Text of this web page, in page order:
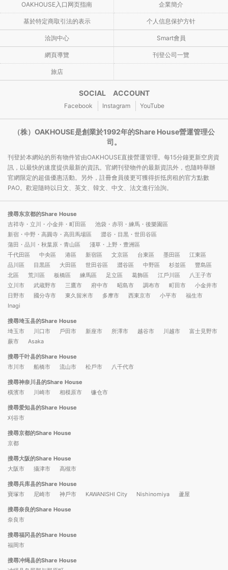
OAKHOUSE入口网页指南 企業簡介
基於特定商取引法的表示 个人信息保护方针
洽詢中心 Smart會員
網頁導覽 刊登公司一覽
旅店
SOCIAL ACCOUNT
Facebook Instagram YouTube
（株）OAKHOUSE是創業於1992年的Share House營運管理公
司。
刊登於本網站的所有物件皆由OAKHOUSE直接營運管理。每15分鐘更新空房資
訊，以最快的速度提供最新的資訊。官網刊登物件的最新資訊外，也隨時舉辦
官網限定的超值優惠活動。另外，註冊會員後更可獲得折抵房租的官方點數
PAO。歡迎隨時以日文、英文、韓文、中文、法文進行洽詢。
搜尋东京都的Share House
吉祥寺・立川・小金井・町田區
池袋・赤羽・練馬・後樂園區
新宿・中野・高圓寺・高田馬場區
澀谷・目黒・世田谷區
蒲田・品川・秋葉原・青山區
淺草・上野・豊洲區
千代田區
中央區 港區 新宿區 文京區 台東區 墨田區
江東區
品川區
目黒區 大田區 世田谷區 澀谷區 中野區 杉並區
豐島區
北區
荒川區 板橋區 練馬區 足立區 葛飾區 江戶川區
八王子市
立川市
武蔵野市 三鷹市 府中市 昭島市 調布市 町田市
小金井市
日野市
國分寺市 東久留米市 多摩市 西東京市 小平市
福生市
Inagi
搜尋埼玉县的Share House
埼玉市
川口市 戶田市 新座市 所澤市 越谷市 川越市
富士見野市
蕨市
Asaka
搜尋千叶县的Share House
市川市
船橋市 流山市 松戶市 八千代市
搜尋神奈川县的Share House
橫濱市
川崎市 相模原市 镰仓市
搜尋爱知县的Share House
刈谷市
搜尋京都的Share House
京都
搜尋大阪的Share House
大阪市
攝津市 高槻市
搜尋兵库县的Share House
寶塚市
尼崎市 神戶市 KAWANISHI City Nishinomiya 蘆屋
搜尋奈良的Share House
奈良市
搜尋福冈县的Share House
福岡市
搜尋冲绳县的Share House